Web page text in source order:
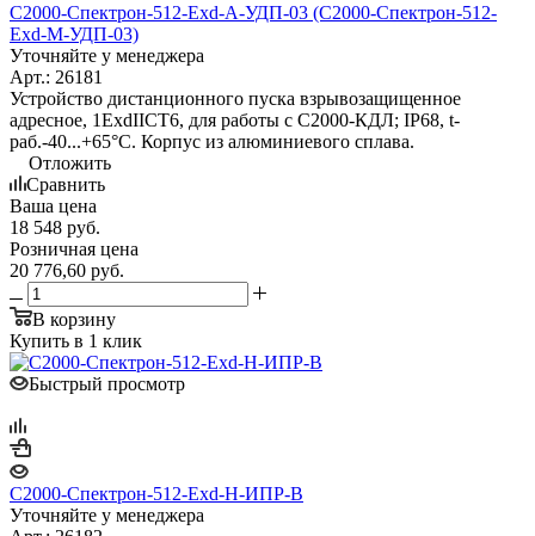
С2000-Спектрон-512-Exd-А-УДП-03 (С2000-Спектрон-512-
Exd-М-УДП-03)
Уточняйте у менеджера
Арт.: 26181
Устройство дистанционного пуска взрывозащищенное
адресное, 1ExdIICT6, для работы с С2000-КДЛ; IP68, t-
раб.-40...+65°С. Корпус из алюминиевого сплава.
Отложить
Сравнить
Ваша цена
18 548 руб.
Розничная цена
20 776,60 руб.
В корзину
Купить в 1 клик
Быстрый просмотр
С2000-Спектрон-512-Exd-Н-ИПР-B
Уточняйте у менеджера